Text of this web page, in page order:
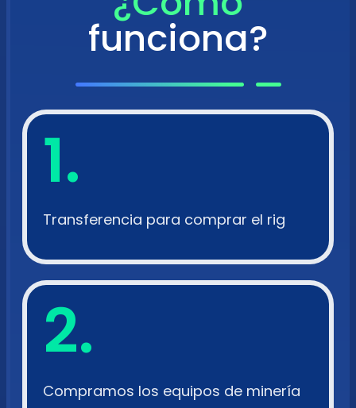
funciona?
1.
Transferencia para comprar el rig
2.
Compramos los equipos de minería